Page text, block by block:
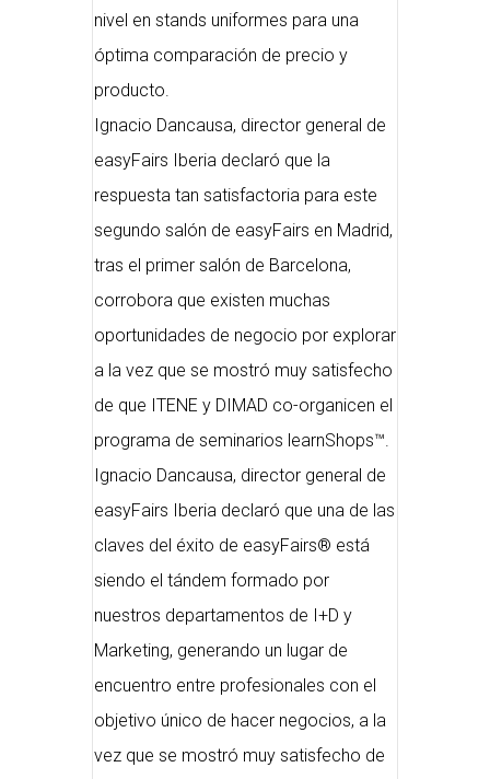
nivel en stands uniformes para una
óptima comparación de precio y
producto.
Ignacio Dancausa, director general de
easyFairs Iberia declaró que la
respuesta tan satisfactoria para este
segundo salón de easyFairs en Madrid,
tras el primer salón de Barcelona,
corrobora que existen muchas
oportunidades de negocio por explorar
a la vez que se mostró muy satisfecho
de que ITENE y DIMAD co-organicen el
programa de seminarios learnShops™.
Ignacio Dancausa, director general de
easyFairs Iberia declaró que una de las
claves del éxito de easyFairs® está
siendo el tándem formado por
nuestros departamentos de I+D y
Marketing, generando un lugar de
encuentro entre profesionales con el
objetivo único de hacer negocios, a la
vez que se mostró muy satisfecho de